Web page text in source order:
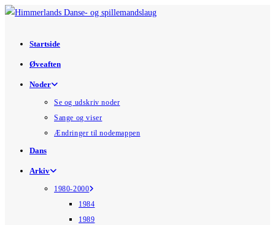
Skip
content Startside
Øveaften
Noder
Se og udskriv noder
Sange og viser
Ændringer til nodemappen
Dans
Arkiv
1980-2000
1984
1989